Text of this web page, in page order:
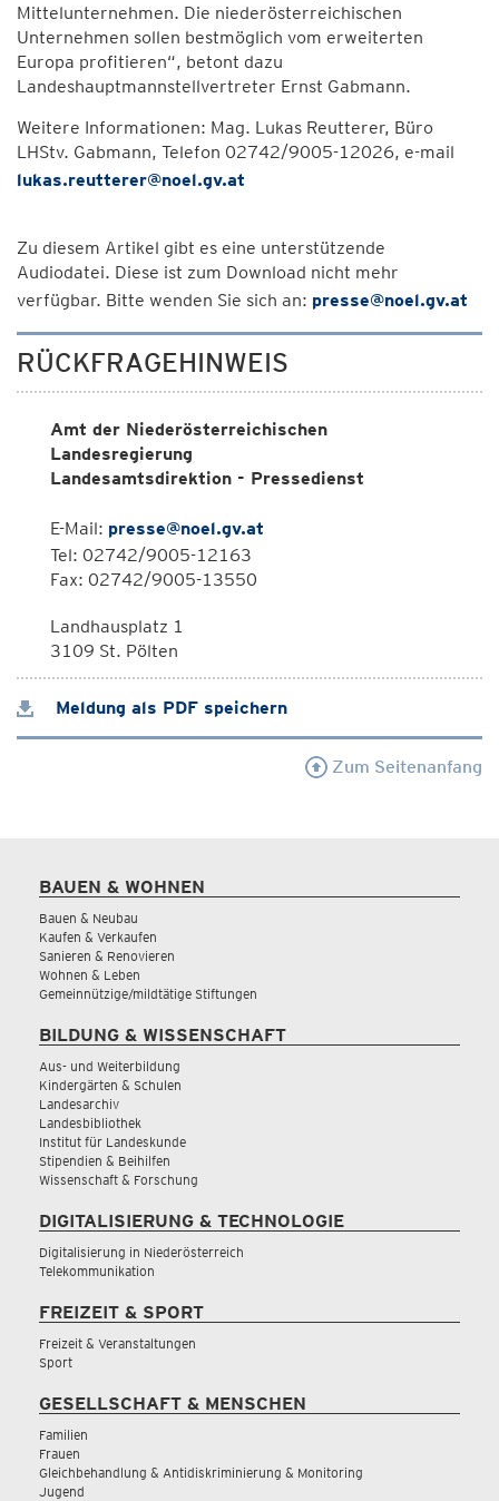
Mittelunternehmen. Die niederösterreichischen
Unternehmen sollen bestmöglich vom erweiterten
Europa profitieren“, betont dazu
Landeshauptmannstellvertreter Ernst Gabmann.
Weitere Informationen: Mag. Lukas Reutterer, Büro
LHStv. Gabmann, Telefon 02742/9005-12026, e-mail
lukas.reutterer@noel.gv.at
Zu diesem Artikel gibt es eine unterstützende
Audiodatei. Diese ist zum Download nicht mehr
verfügbar. Bitte wenden Sie sich an: presse@noel.gv.at
RÜCKFRAGEHINWEIS
Amt der Niederösterreichischen
Landesregierung
Landesamtsdirektion - Pressedienst
E-Mail: presse@noel.gv.at
Tel: 02742/9005-12163
Fax: 02742/9005-13550
Landhausplatz 1
3109 St. Pölten
Meldung als PDF speichern
Zum Seitenanfang
BAUEN & WOHNEN
Bauen & Neubau
Kaufen & Verkaufen
Sanieren & Renovieren
Wohnen & Leben
Gemeinnützige/mildtätige Stiftungen
BILDUNG & WISSENSCHAFT
Aus- und Weiterbildung
Kindergärten & Schulen
Landesarchiv
Landesbibliothek
Institut für Landeskunde
Stipendien & Beihilfen
Wissenschaft & Forschung
DIGITALISIERUNG & TECHNOLOGIE
Digitalisierung in Niederösterreich
Telekommunikation
FREIZEIT & SPORT
Freizeit & Veranstaltungen
Sport
GESELLSCHAFT & MENSCHEN
Familien
Frauen
Gleichbehandlung & Antidiskriminierung & Monitoring
Jugend